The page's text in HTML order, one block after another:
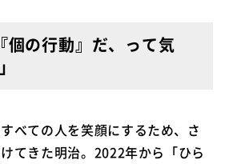
個の行動』だ、って気
べての人を笑顔にするため、さ
てきた明治。2022年から「ひら